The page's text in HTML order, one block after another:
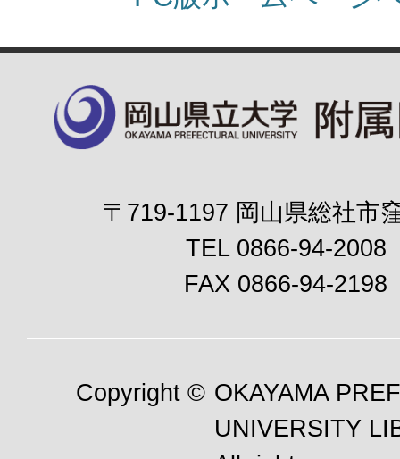
〒719-1197 岡山県総社市
TEL 0866-94-2008
FAX 0866-94-2198
Copyright © OKAYAMA
UNIVERSITY